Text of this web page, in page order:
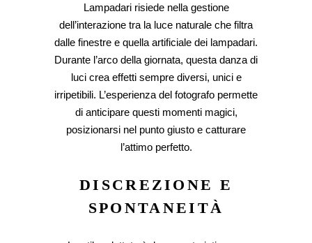
Lampadari risiede nella gestione
dell’interazione tra la luce naturale che filtra
dalle finestre e quella artificiale dei lampadari.
Durante l’arco della giornata, questa danza di
luci crea effetti sempre diversi, unici e
irripetibili. L’esperienza del fotografo permette
di anticipare questi momenti magici,
posizionarsi nel punto giusto e catturare
l’attimo perfetto.
DISCREZIONE E
SPONTANEITÀ